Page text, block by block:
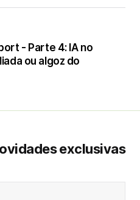
- Parte 4: IA no
ou algoz do
exclusivas